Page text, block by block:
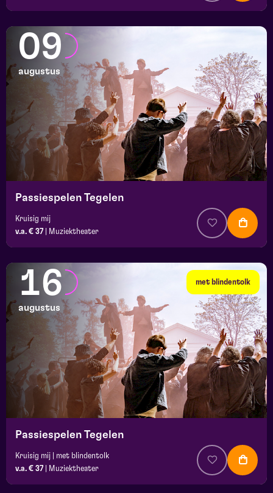
09
augustus
Passiespelen Tegelen
Kruisig mij
v.a. € 37
Muziektheater
met blindentolk
16
augustus
Passiespelen Tegelen
Kruisig mij | met blindentolk
v.a. € 37
Muziektheater